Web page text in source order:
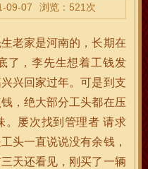
09-07 浏览：521次
老家是河南的，长期在
了，李先生想着工钱发
兴回家过年。可是到支
，绝大部分工头都在压
。屡次找到管理者 请求
头一直说说没有余钱，
天还看见，刚买了一辆